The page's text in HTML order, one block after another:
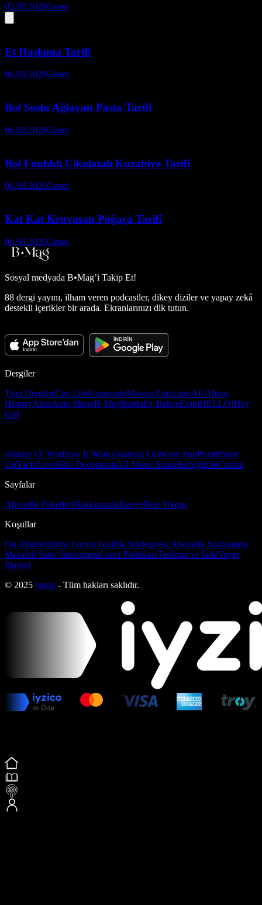
05.08.2026Genel
Et Haşlama Tarifi
06.08.2026Genel
Bol Soslu Ağlayan Pasta Tarifi
06.08.2026Genel
Bol Fındıklı Çikolatalı Kurabiye Tarifi
06.08.2026Genel
Kat Kat Kruvasan Poğaça Tarifi
06.08.2026Genel
Sosyal medyada B•Mag’i Takip Et!
88 dergi yayını, ilham veren podcastler, dikey diziler ve yapay zekâ
destekli içerikler bir arada. Ekranlarınızı dik tutun.
Dergiler
Tüm DergilerCeo LifeFormsanteMaison FrançaiseAll About
HistoryAtlasAuto ShowB-MagBurdaEv BahçeEvimHELLO!Hey
Girl
History Of WarHow It Worksİstanbul LifeKore PopPozitifStart
UpYachtLevelElle DecorationAll About SpaceBebeğimleCapital
Sayfalar
Abonelik PaketleriHakkımızdaKünyeBize Ulaşın
Koşullar
Ön Bilgilendirme Formu Gizlilik Sözleşmesi Abonelik Sözleşmesi
Mesafeli Satış SözleşmesiÇerez PolitikasıTeslimat ve İadeYayın
İlkeleri
© 2025 bmag - Tüm hakları saklıdır.